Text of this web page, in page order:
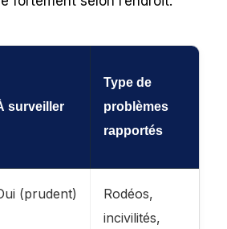
surveiller
Type de
problèmes
rapportés
(prudent)
Rodéos,
incivilités,